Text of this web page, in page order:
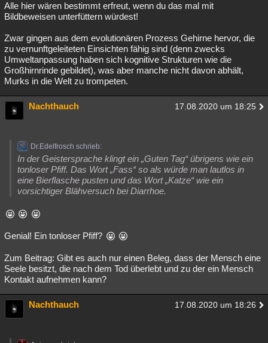
Alle hier wären bestimmt erfreut, wenn du das mal mit
Bildbeweisen unterfüttern würdest!
Zwar gingen aus dem evolutionären Prozess Gehirne hervor, die
zu vernunftgeleiteten Einsichten fähig sind (denn zwecks
Umweltanpassung haben sich kognitive Strukturen wie die
Großhirnrinde gebildet), was aber manche nicht davon abhält,
Murks in die Welt zu trompeten.
Nachthauch 17.08.2020 um 18:25
Dr.Edelfrosch schrieb:
In der Geistersprache klingt ein „Guten Tag“ übrigens wie ein
tonloser Pfiff. Das Wort „Fass“ so als würde man lautlos in
eine Bierflasche pusten und das Wort „Katze“ wie ein
vorsichtiger Blähversuch bei Diarrhoe.
Genial! Ein tonloser Pfiff?
Zum Beitrag: Gibt es auch nur einen Beleg, dass der Mensch eine
Seele besitzt, die nach dem Tod überlebt und zu der ein Mensch
Kontakt aufnehmen kann?
Nachthauch 17.08.2020 um 18:26